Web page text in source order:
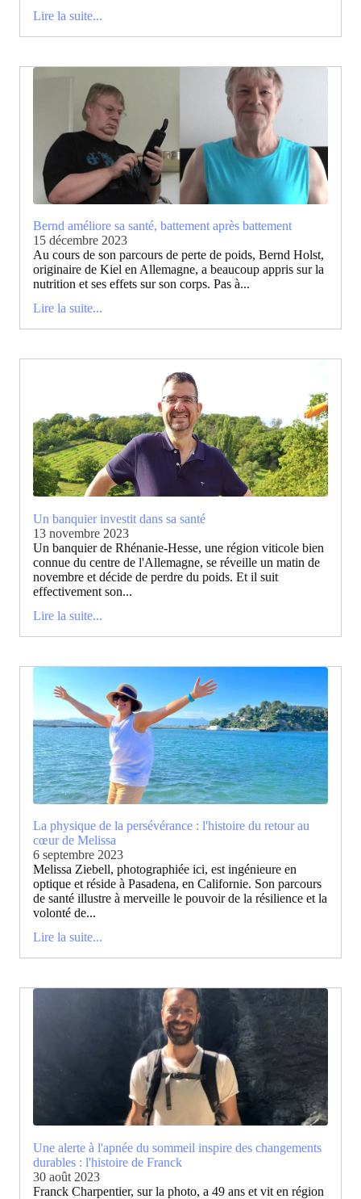
Lire la suite...
Bernd améliore sa santé, battement après battement
15 décembre 2023
Au cours de son parcours de perte de poids, Bernd Holst,
originaire de Kiel en Allemagne, a beaucoup appris sur la
nutrition et ses effets sur son corps. Pas à...
Lire la suite...
Un banquier investit dans sa santé
13 novembre 2023
Un banquier de Rhénanie-Hesse, une région viticole bien
connue du centre de l'Allemagne, se réveille un matin de
novembre et décide de perdre du poids. Et il suit
effectivement son...
Lire la suite...
La physique de la persévérance : l'histoire du retour au
cœur de Melissa
6 septembre 2023
Melissa Ziebell, photographiée ici, est ingénieure en
optique et réside à Pasadena, en Californie. Son parcours
de santé illustre à merveille le pouvoir de la résilience et la
volonté de...
Lire la suite...
Une alerte à l'apnée du sommeil inspire des changements
durables : l'histoire de Franck
30 août 2023
Franck Charpentier, sur la photo, a 49 ans et vit en région